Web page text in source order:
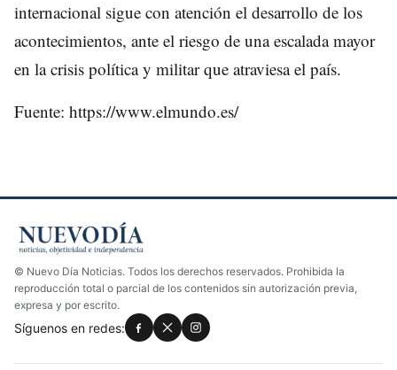
internacional sigue con atención el desarrollo de los
acontecimientos, ante el riesgo de una escalada mayor
en la crisis política y militar que atraviesa el país.
Fuente: https://www.elmundo.es/
© Nuevo Día Noticias. Todos los derechos reservados. Prohibida la
reproducción total o parcial de los contenidos sin autorización previa,
expresa y por escrito.
Síguenos en redes: